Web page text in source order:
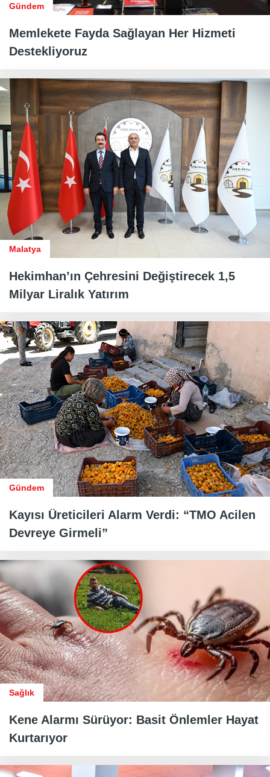
Gündem
Memlekete Fayda Sağlayan Her Hizmeti
Destekliyoruz
Malatya
Hekimhan’ın Çehresini Değiştirecek 1,5
Milyar Liralık Yatırım
Gündem
Kayısı Üreticileri Alarm Verdi: “TMO Acilen
Devreye Girmeli”
Sağlık
Kene Alarmı Sürüyor: Basit Önlemler Hayat
Kurtarıyor